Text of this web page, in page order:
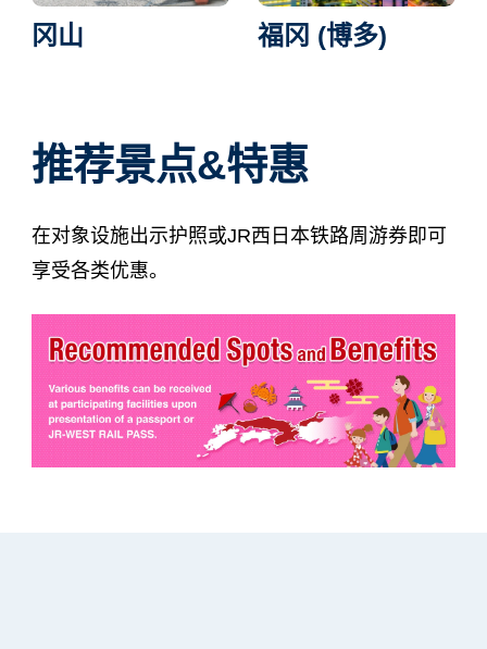
冈山 福冈 (博多)
推荐景点&特惠
在对象设施出示护照或JR西日本铁路周游券即可
享受各类优惠。